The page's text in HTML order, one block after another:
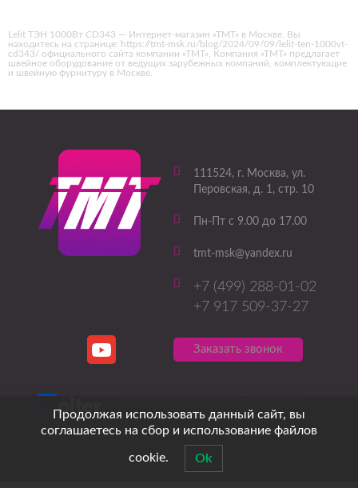
Lelit ТЭН 1000Вт CD343 — Интернет-магазин «ТМТ» в Москве. Вы
находитесь на странице: https://tmt-msk.ru/blog/2024/09/09/lelit-ten-1000vt-
cd343/ официального сайта компании «ТМТ». Компания «ТМТ» предлагает
швейное оборудование от ведущих зарубежных компаний, комплектующие
и швейную фурнитуру в Москве.
111524, г. Москва, ул.
Перовская, д. 1, стр. 10
Пн-Пт с 9.00 до 17.00
tmt-msk@yandex.ru
+7 (499) 288-01-02
+7 917 509-37-27
Заказать звонок
Вся представленная на сайте информация носит информационный характер и
ни при каких условиях не является публичной офертой, определяемой
Продолжая использовать данный сайт, вы
соглашаетесь на сбор и использование файлов
cookie. Ok